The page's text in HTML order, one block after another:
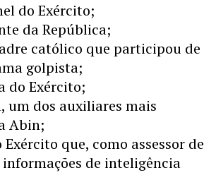
do Exército;
da República;
católico que participou de
golpista;
do Exército;
um dos auxiliares mais
Abin;
que, como assessor de
de inteligência